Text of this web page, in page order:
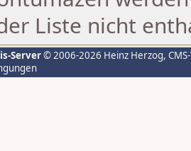
Liste nicht
Server© 2006-2026 Heinz Herzog,